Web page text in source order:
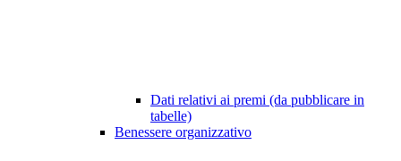
Dati relativi ai premi (da pubblicare in
tabelle)
Benessere organizzativo